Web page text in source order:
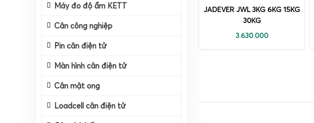
Máy đo độ ẩm KETT
Cân công nghiệp
Pin cân điện tử
Màn hình cân điện tử
Cân mật ong
Loadcell cân điện tử
JADEVER JWL 3KG 6KG 15KG
30KG
3.630.000